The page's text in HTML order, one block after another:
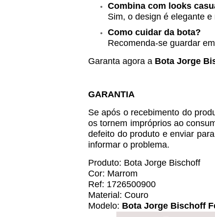
Combina com looks
Sim, o design é elegante
Como cuidar da bota?
Recomenda-se guardar
Garanta agora a Bota Jorge
GARANTIA
Se após o recebimento do
os tornem impróprios ao
defeito do produto e enviar
informar o problema.
Produto: Bota Jorge Bischoff
Cor: Marrom
Ref: 1726500900
Material: Couro
Modelo: Bota Jorge Bischoff